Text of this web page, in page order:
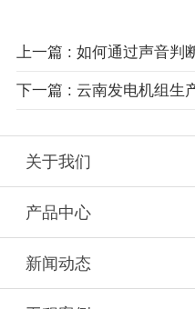
上一篇 : 如何通过声音判
关于我们
产品中心
新闻动态